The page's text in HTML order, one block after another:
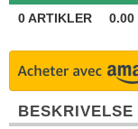
0ARTIKLER 0.00
BESKRIVELSE